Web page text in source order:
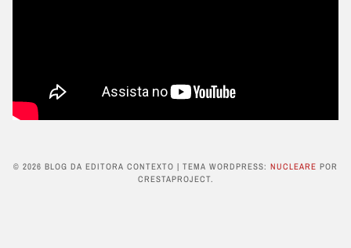
© 2026 BLOG DA EDITORA CONTEXTO | TEMA WORDPRESS: NUCLEARE POR
CRESTAPROJECT.